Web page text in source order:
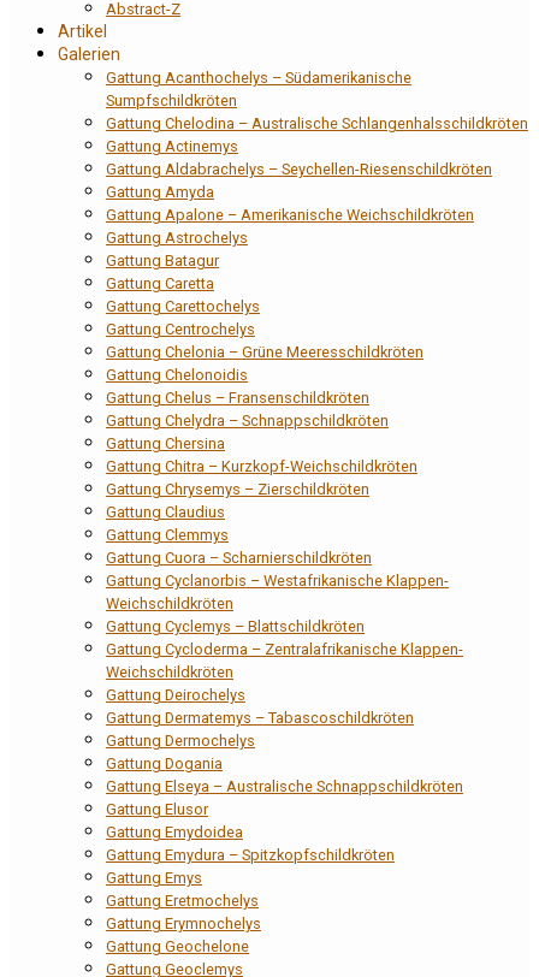
Abstract-Z
Artikel
Galerien
Gattung Acanthochelys – Südamerikanische
Sumpfschildkröten
Gattung Chelodina – Australische Schlangenhalsschildkröten
Gattung Actinemys
Gattung Aldabrachelys – Seychellen-Riesenschildkröten
Gattung Amyda
Gattung Apalone – Amerikanische Weichschildkröten
Gattung Astrochelys
Gattung Batagur
Gattung Caretta
Gattung Carettochelys
Gattung Centrochelys
Gattung Chelonia – Grüne Meeresschildkröten
Gattung Chelonoidis
Gattung Chelus – Fransenschildkröten
Gattung Chelydra – Schnappschildkröten
Gattung Chersina
Gattung Chitra – Kurzkopf-Weichschildkröten
Gattung Chrysemys – Zierschildkröten
Gattung Claudius
Gattung Clemmys
Gattung Cuora – Scharnierschildkröten
Gattung Cyclanorbis – Westafrikanische Klappen-
Weichschildkröten
Gattung Cyclemys – Blattschildkröten
Gattung Cycloderma – Zentralafrikanische Klappen-
Weichschildkröten
Gattung Deirochelys
Gattung Dermatemys – Tabascoschildkröten
Gattung Dermochelys
Gattung Dogania
Gattung Elseya – Australische Schnappschildkröten
Gattung Elusor
Gattung Emydoidea
Gattung Emydura – Spitzkopfschildkröten
Gattung Emys
Gattung Eretmochelys
Gattung Erymnochelys
Gattung Geochelone
Gattung Geoclemys